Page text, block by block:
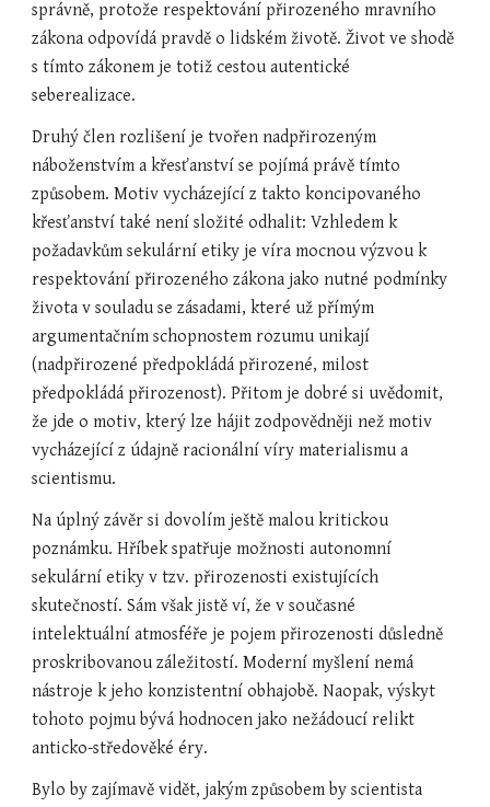
správně, protože respektování přirozeného mravního
zákona odpovídá pravdě o lidském životě. Život ve shodě
s tímto zákonem je totiž cestou autentické
seberealizace.
Druhý člen rozlišení je tvořen nadpřirozeným
náboženstvím a křesťanství se pojímá právě tímto
způsobem. Motiv vycházející z takto koncipovaného
křesťanství také není složité odhalit: Vzhledem k
požadavkům sekulární etiky je víra mocnou výzvou k
respektování přirozeného zákona jako nutné podmínky
života v souladu se zásadami, které už přímým
argumentačním schopnostem rozumu unikají
(nadpřirozené předpokládá přirozené, milost
předpokládá přirozenost). Přitom je dobré si uvědomit,
že jde o motiv, který lze hájit zodpovědněji než motiv
vycházející z údajně racionální víry materialismu a
scientismu.
Na úplný závěr si dovolím ještě malou kritickou
poznámku. Hříbek spatřuje možnosti autonomní
sekulární etiky v tzv. přirozenosti existujících
skutečností. Sám však jistě ví, že v současné
intelektuální atmosféře je pojem přirozenosti důsledně
proskribovanou záležitostí. Moderní myšlení nemá
nástroje k jeho konzistentní obhajobě. Naopak, výskyt
tohoto pojmu bývá hodnocen jako nežádoucí relikt
anticko-středověké éry.
Bylo by zajímavě vidět, jakým způsobem by scientista